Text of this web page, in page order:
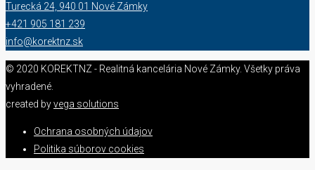
Turecká 24, 940 01 Nové Zámky
+421 905 181 239
info@korektnz.sk
© 2020 KOREKTNZ - Realitná kancelária Nové Zámky. Všetky práva
vyhradené.
created byvega solutions
Ochrana osobných údajov
Politika súborov cookies